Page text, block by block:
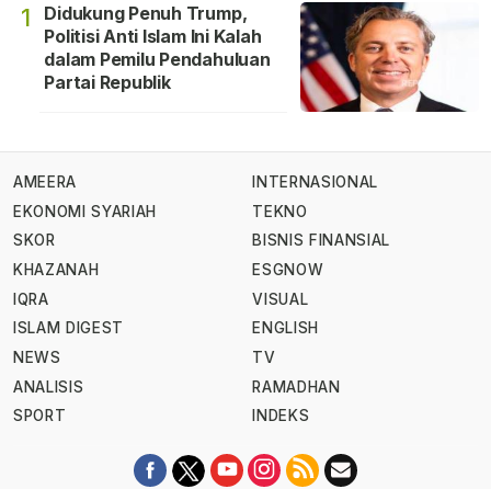
1
Didukung Penuh Trump,
Politisi Anti Islam Ini Kalah
dalam Pemilu Pendahuluan
Partai Republik
AMEERA
EKONOMI SYARIAH
SKOR
KHAZANAH
IQRA
ISLAM DIGEST
NEWS
ANALISIS
SPORT
INTERNASIONAL
TEKNO
BISNIS FINANSIAL
ESGNOW
VISUAL
ENGLISH
TV
RAMADHAN
INDEKS